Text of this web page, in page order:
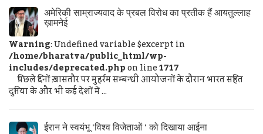
अमेरिकी साम्राज्यवाद के प्रबल विरोध का प्रतीक हैं आयतुल्लाह
ख़ामनेई
Warning: Undefined variable $excerpt in
/home/bharatva/public_html/wp-
includes/deprecated.phpon line1717
पिछले दिनों ख़ासतौर पर मुहर्रम सम्बन्धी आयोजनों के दौरान भारत सहित
दुनिया के और भी कई देशों में ...
ईरान ने स्वयंभू ‘विश्व विजेताओं ‘ को दिखाया आईना